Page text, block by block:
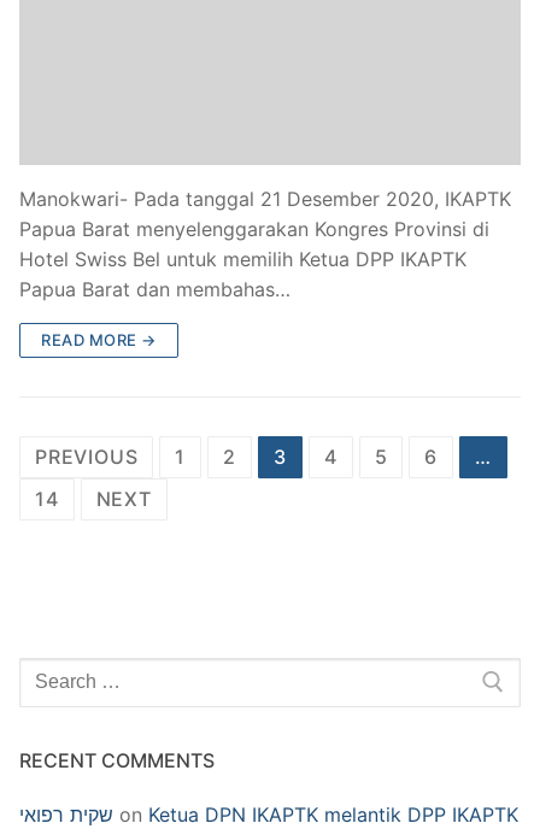
Manokwari- Pada tanggal 21 Desember 2020, IKAPTK
Papua Barat menyelenggarakan Kongres Provinsi di
Hotel Swiss Bel untuk memilih Ketua DPP IKAPTK
Papua Barat dan membahas…
READ MORE →
Posts
navigation
PREVIOUS 1 2 3 4 5 6
…
14
NEXT
Search
for:
RECENT COMMENTS
שקית רפואי on Ketua DPN IKAPTK melantik DPP IKAPTK